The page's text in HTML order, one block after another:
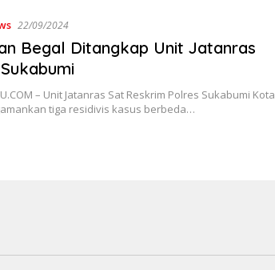
22/09/2024
Begal Ditangkap Unit Jatanras
– Unit Jatanras Sat Reskrim Polres Sukabumi Kota
tiga residivis kasus berbeda…